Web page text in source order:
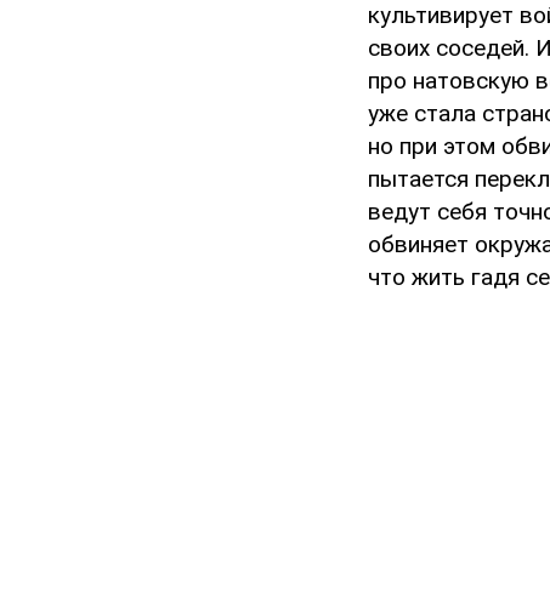
культивирует
своих соседей.
про натовскую
уже стала
но при этом
пытается
ведут себя
обвиняет
что жить гадя